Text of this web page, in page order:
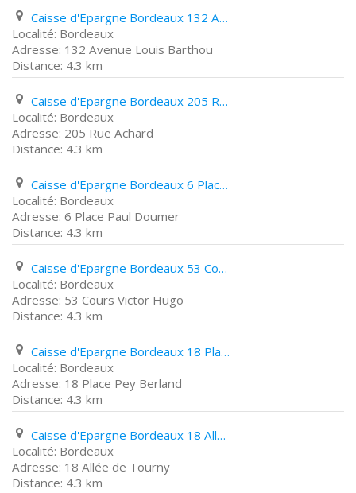
Caisse d'Epargne Bordeaux 132 Avenue Louis Barthou
Bordeaux
132 Avenue Louis Barthou
4.3 km
Caisse d'Epargne Bordeaux 205 Rue Achard
Bordeaux
205 Rue Achard
4.3 km
Caisse d'Epargne Bordeaux 6 Place Paul Doumer
Bordeaux
6 Place Paul Doumer
4.3 km
Caisse d'Epargne Bordeaux 53 Cours Victor Hugo
Bordeaux
53 Cours Victor Hugo
4.3 km
Caisse d'Epargne Bordeaux 18 Place Pey Berland
Bordeaux
18 Place Pey Berland
4.3 km
Caisse d'Epargne Bordeaux 18 Allée de Tourny
Bordeaux
18 Allée de Tourny
4.3 km